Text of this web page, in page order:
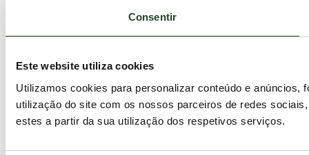
Consentir
Este website utiliza cookies
Utilizamos cookies para personalizar conteúdo e anúncios,
utilização do site com os nossos parceiros de redes
estes a partir da sua utilização dos respetivos serviços.